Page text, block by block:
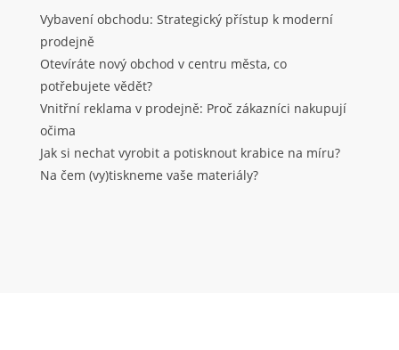
Vybavení obchodu: Strategický přístup k moderní
prodejně
Otevíráte nový obchod v centru města, co
potřebujete vědět?
Vnitřní reklama v prodejně: Proč zákazníci nakupují
očima
Jak si nechat vyrobit a potisknout krabice na míru?
Na čem (vy)tiskneme vaše materiály?